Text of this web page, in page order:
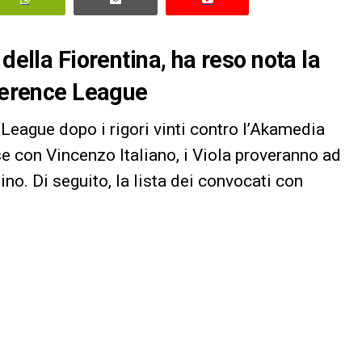
Fiorentina, ha reso nota la
League
dopo i rigori vinti contro l’Akamedia
con Vincenzo Italiano, i Viola proveranno ad
Di seguito, la lista dei convocati con